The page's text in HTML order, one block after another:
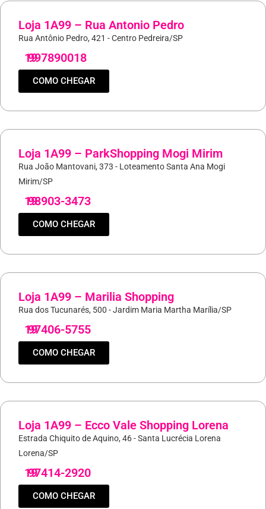
Loja 1A99 – Rua Antonio Pedro
Rua Antônio Pedro, 421 - Centro Pedreira/SP
19
997890018
COMO CHEGAR
Loja 1A99 – ParkShopping Mogi Mirim
Rua João Mantovani, 373 - Loteamento Santa Ana Mogi
Mirim/SP
19
98903-3473
COMO CHEGAR
Loja 1A99 – Marilia Shopping
Rua dos Tucunarés, 500 - Jardim Maria Martha Marília/SP
19
97406-5755
COMO CHEGAR
Loja 1A99 – Ecco Vale Shopping Lorena
Estrada Chiquito de Aquino, 46 - Santa Lucrécia Lorena
Lorena/SP
19
97414-2920
COMO CHEGAR